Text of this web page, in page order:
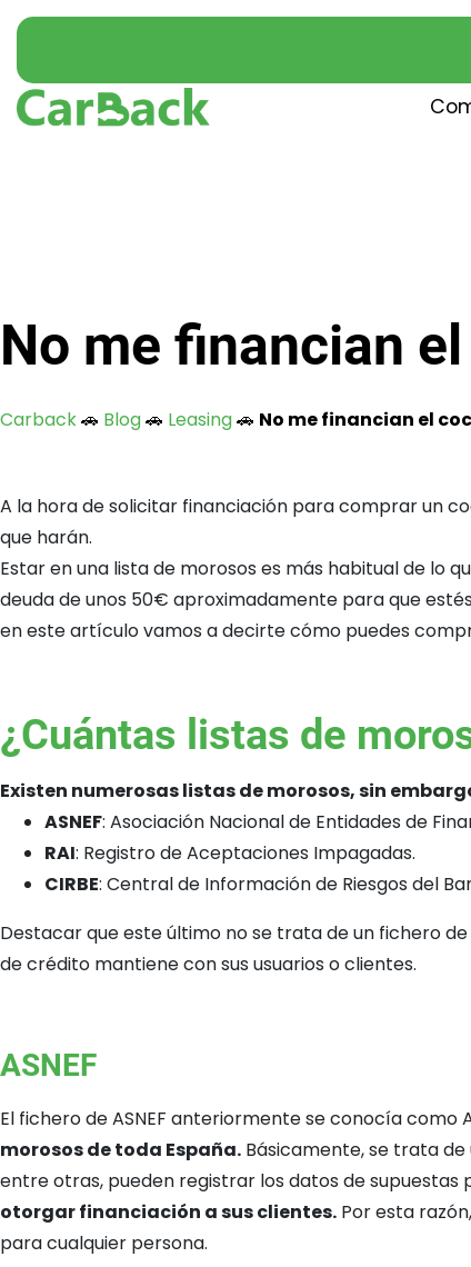
No me financian
Carback🚗 Blog🚗 Leasing🚗 No me financian el
A la hora de solicitar financiación para comprar un
que harán.
Estar en una lista de morosos es más habitual de lo
deuda de unos 50€ aproximadamente para que
en este artículo vamos a decirte cómo puedes
¿Cuántas listas de
Existen numerosas listas de morosos, sin
ASNEF: Asociación Nacional de Entidades de
RAI: Registro de Aceptaciones Impagadas.
CIRBE: Central de Información de Riesgos del
Destacar que este último no se trata de un fichero
de crédito mantiene con sus usuarios o clientes.
ASNEF
El fichero de ASNEF anteriormente se conocía como
morosos de toda España. Básicamente, se trata
entre otras, pueden registrar los datos de supuestas
otorgar financiación a sus clientes. Por esta
para cualquier persona.